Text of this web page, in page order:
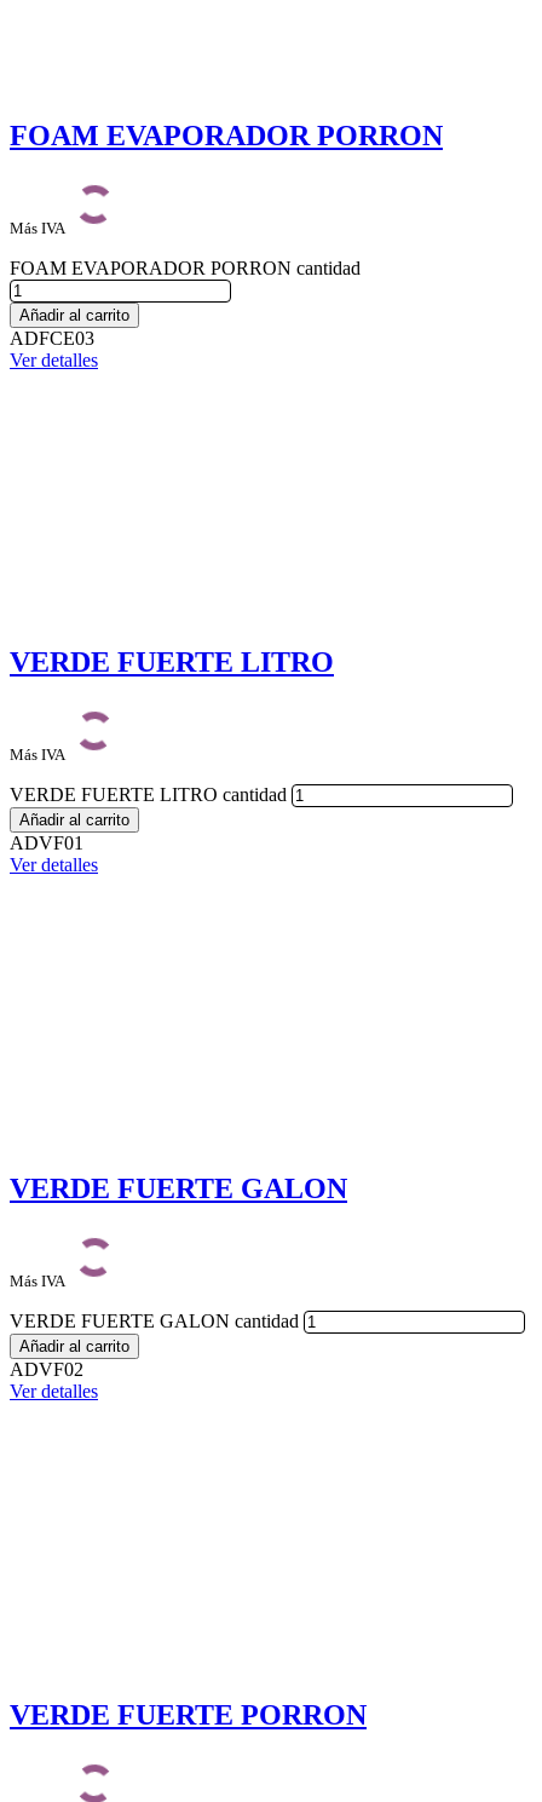
FOAM EVAPORADOR PORRON
Más IVA
FOAM EVAPORADOR PORRON cantidad
Añadir al carrito
ADFCE03
Ver detalles
VERDE FUERTE LITRO
Más IVA
VERDE FUERTE LITRO cantidad
Añadir al carrito
ADVF01
Ver detalles
VERDE FUERTE GALON
Más IVA
VERDE FUERTE GALON cantidad
Añadir al carrito
ADVF02
Ver detalles
VERDE FUERTE PORRON